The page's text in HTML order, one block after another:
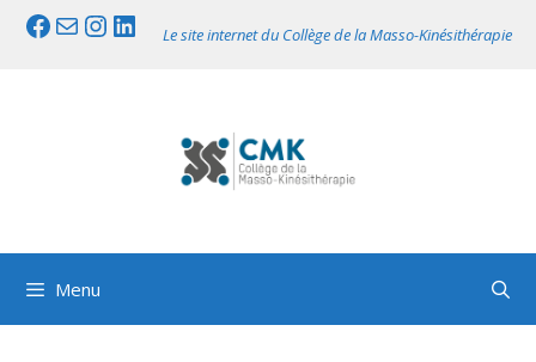
AllerFacebook
MailInstagram
LinkedIn
Le site internet du Collège de la Masso-Kinésithérapie
Menu